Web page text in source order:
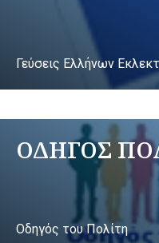
Γεύσεις Ελλήνων
ΟΔΗΓΟΣ
Οδηγός του Πολίτη